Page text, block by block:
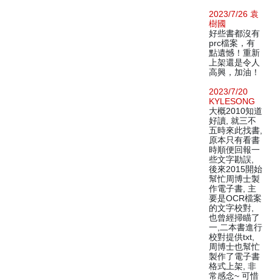
2023/7/26 袁
樹國
好些書都沒有
prc檔案，有
點遺憾！重新
上架還是令人
高興，加油！
2023/7/20
KYLESONG
大概2010知道
好讀, 就三不
五時來此找書,
原本只有看書
時順便回報一
些文字勘誤,
後來2015開始
幫忙周博士製
作電子書, 主
要是OCR檔案
的文字校對,
也曾經掃瞄了
一,二本書進行
校對提供txt,
周博士也幫忙
製作了電子書
格式上架, 非
常感念~ 可惜